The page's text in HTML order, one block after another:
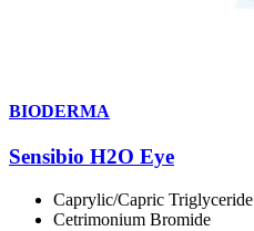
BIODERMA
Sensibio H2O Eye
Caprylic/Capric Triglyceride
Cetrimonium Bromide